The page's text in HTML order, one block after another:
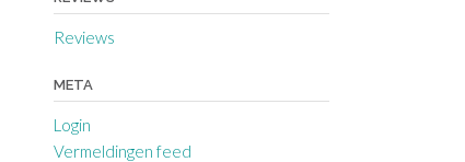
Reviews
META
Login
Vermeldingen feed